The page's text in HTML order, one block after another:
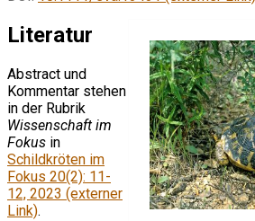
Literatur
Abstract und
Kommentar stehen
in der Rubrik
Wissenschaft im
Fokus in
Schildkröten im
Fokus 20(2): 11-
12, 2023 (externer
Link).